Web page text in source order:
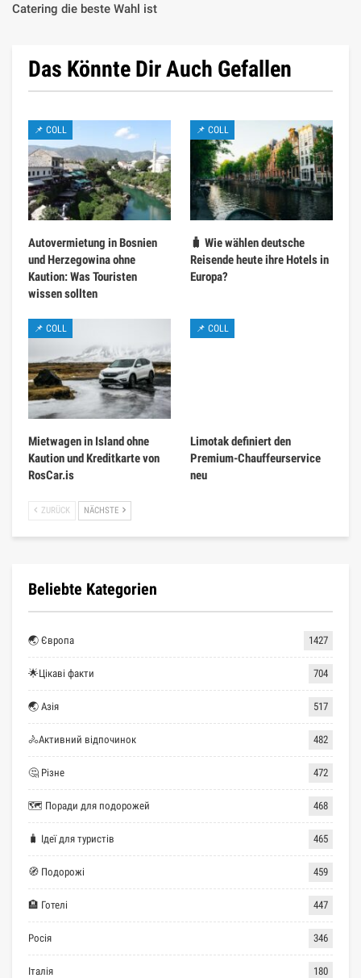
Catering die beste Wahl ist
Das Könnte Dir Auch Gefallen
📌 COLL
Autovermietung in Bosnien
und Herzegowina ohne
Kaution: Was Touristen
wissen sollten
📌 COLL
🧳 Wie wählen deutsche
Reisende heute ihre Hotels in
Europa?
📌 COLL
Mietwagen in Island ohne
Kaution und Kreditkarte von
RosCar.is
📌 COLL
Limotak definiert den
Premium-Chauffeurservice
neu
ZURÜCK NÄCHSTE
Beliebte Kategorien
🌏 Європа 1427
🌟Цікаві факти 704
🌏 Азія 517
🚴Активний відпочинок 482
🤔 Різне 472
🗺 Поради для подорожей 468
🧳 Ідеї для туристів 465
🧭 Подорожі 459
🏨 Готелі 447
Росія 346
Італія 180